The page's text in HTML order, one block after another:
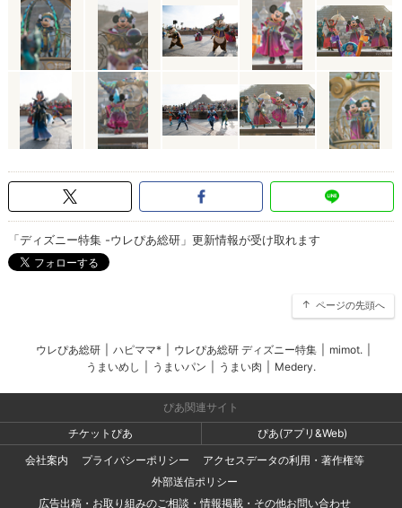
「ディズニー特集 -ウレぴあ総研」更新情報が受け取れます
ページの先頭へ
ウレぴあ総研 ハピママ* ウレぴあ総研 ディズニー特集 mimot.
うまいめし
うまいパン うまい肉 Medery.
ぴあ関連サイト
チケットぴあ
ぴあ(アプリ&Web)
会社案内
プライバシーポリシー
アクセスデータの利用・著作権等
外部送信ポリシー
広告出稿・お取り組みのご相談・情報掲載・その他お問い合わせ